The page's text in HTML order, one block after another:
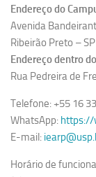
Endereço do
Avenida
Ribeirão Preto –
Endereço dentro
Rua Pedreira de
Telefone: +55 16
WhatsApp: https://
E-mail:
Horário de